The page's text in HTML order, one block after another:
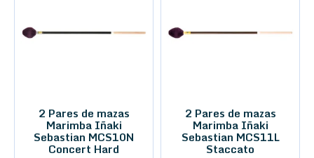
2 Pares de mazas
Marimba Iñaki
Sebastian MCS10N
Concert Hard
2 Pares de mazas
Marimba Iñaki
Sebastian MCS11L
Staccato